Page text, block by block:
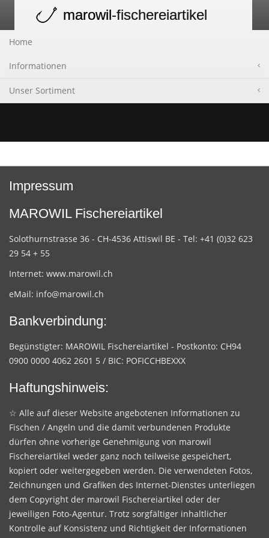
navigation
marowil-fischereiartikel
Home
Informationen
Unser Sortiment
Impressum
MAROWIL Fischereiartikel
Solothurnstrasse 36 - CH-4536 Attiswil BE - Tel: +41 (0)32 623
29 54 + 55
Internet: www.marowil.ch
eMail: info@marowil.ch
Bankverbindung:
Begünstigter: MAROWIL Fischereiartikel - Postkonto: CH94
0900 0000 4062 2601 5 / BIC: POFICCHBEXXX
Haftungshinweis:
☆ Alle auf dieser Website angebotenen Informationen zu
Fischen / Angeln und die damit verbundenen Produkte
dürfen ohne vorherige Genehmigung von marowil
Fischereiartikel weder ganz noch teilweise gespeichert,
kopiert oder weitergegeben werden. Die verwendeten Fotos,
Zeichnungen und Grafiken des Internet-Dienstes unterliegen
dem Copyright der marowil Fischereiartikel oder der
jeweiligen Foto-Agentur. Trotz sorgfältiger inhaltlicher
Kontrolle auf Konsistenz und Richtigkeit der Informationen